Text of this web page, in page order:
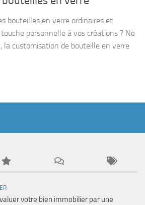
bouteilles en verre ordinaires et
personnelle à vos créations ? Ne
la customisation de bouteille en verre
votre bien immobilier par une